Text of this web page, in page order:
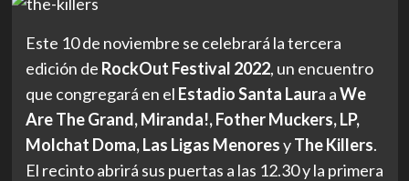
Este 10 de noviembre se celebrará la tercera
edición de RockOut Festival 2022, un encuentro
que congregará en el Estadio Santa Laura aWe
Are The Grand, Miranda!, Fother Muckers, LP,
Molchat Doma, Las Ligas MenoresyThe Killers.
El recinto abrirá sus puertas a las 12.30 y la primera